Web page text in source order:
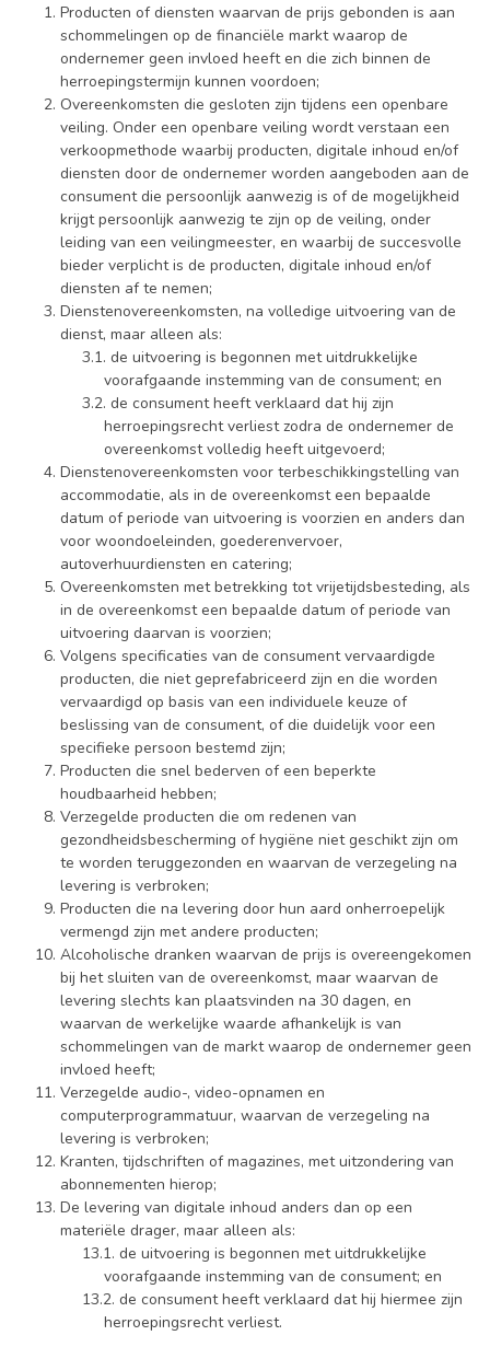
Producten of diensten waarvan de prijs gebonden is aan
schommelingen op de financiële markt waarop de
ondernemer geen invloed heeft en die zich binnen de
herroepingstermijn kunnen voordoen;
Overeenkomsten die gesloten zijn tijdens een openbare
veiling. Onder een openbare veiling wordt verstaan een
verkoopmethode waarbij producten, digitale inhoud en/of
diensten door de ondernemer worden aangeboden aan de
consument die persoonlijk aanwezig is of de mogelijkheid
krijgt persoonlijk aanwezig te zijn op de veiling, onder
leiding van een veilingmeester, en waarbij de succesvolle
bieder verplicht is de producten, digitale inhoud en/of
diensten af te nemen;
Dienstenovereenkomsten, na volledige uitvoering van de
dienst, maar alleen als:
de uitvoering is begonnen met uitdrukkelijke
voorafgaande instemming van de consument; en
de consument heeft verklaard dat hij zijn
herroepingsrecht verliest zodra de ondernemer de
overeenkomst volledig heeft uitgevoerd;
Dienstenovereenkomsten voor terbeschikkingstelling van
accommodatie, als in de overeenkomst een bepaalde
datum of periode van uitvoering is voorzien en anders dan
voor woondoeleinden, goederenvervoer,
autoverhuurdiensten en catering;
Overeenkomsten met betrekking tot vrijetijdsbesteding, als
in de overeenkomst een bepaalde datum of periode van
uitvoering daarvan is voorzien;
Volgens specificaties van de consument vervaardigde
producten, die niet geprefabriceerd zijn en die worden
vervaardigd op basis van een individuele keuze of
beslissing van de consument, of die duidelijk voor een
specifieke persoon bestemd zijn;
Producten die snel bederven of een beperkte
houdbaarheid hebben;
Verzegelde producten die om redenen van
gezondheidsbescherming of hygiëne niet geschikt zijn om
te worden teruggezonden en waarvan de verzegeling na
levering is verbroken;
Producten die na levering door hun aard onherroepelijk
vermengd zijn met andere producten;
Alcoholische dranken waarvan de prijs is overeengekomen
bij het sluiten van de overeenkomst, maar waarvan de
levering slechts kan plaatsvinden na 30 dagen, en
waarvan de werkelijke waarde afhankelijk is van
schommelingen van de markt waarop de ondernemer geen
invloed heeft;
Verzegelde audio-, video-opnamen en
computerprogrammatuur, waarvan de verzegeling na
levering is verbroken;
Kranten, tijdschriften of magazines, met uitzondering van
abonnementen hierop;
De levering van digitale inhoud anders dan op een
materiële drager, maar alleen als:
de uitvoering is begonnen met uitdrukkelijke
voorafgaande instemming van de consument; en
de consument heeft verklaard dat hij hiermee zijn
herroepingsrecht verliest.